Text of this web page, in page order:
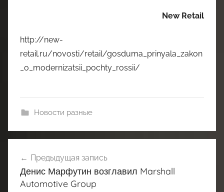
New Retail
http://new-
retail.ru/novosti/retail/gosduma_prinyala_zakon
_o_modernizatsii_pochty_rossii/
Новости разные
по
записям
Предыдущая запись
Денис Марфутин возглавил Marshall
Automotive Group